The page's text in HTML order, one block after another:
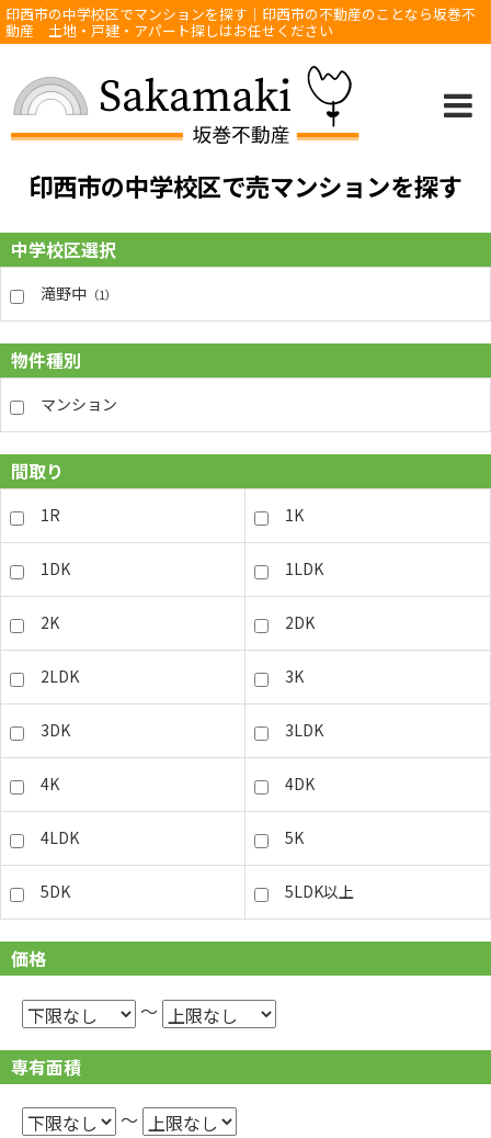
印西市の中学校区でマンションを探す｜印西市の不動産のことなら坂巻不
動産 土地・戸建・アパート探しはお任せください
印西市の中学校区で売マンションを探す
中学校区選択
滝野中 （1）
物件種別
マンション
間取り
1R 1K
1DK 1LDK
2K 2DK
2LDK 3K
3DK 3LDK
4K 4DK
4LDK 5K
5DK 5LDK以上
価格
～
専有面積
～